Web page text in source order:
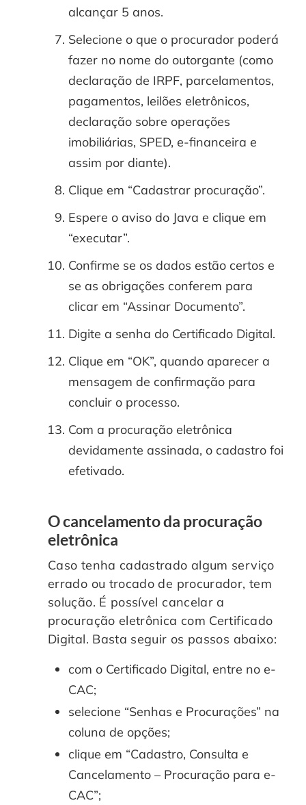
alcançar 5 anos.
Selecione o que o procurador poderá
fazer no nome do outorgante (como
declaração de IRPF, parcelamentos,
pagamentos, leilões eletrônicos,
declaração sobre operações
imobiliárias, SPED, e-financeira e
assim por diante).
Clique em “Cadastrar procuração”.
Espere o aviso do Java e clique em
“executar”.
Confirme se os dados estão certos e
se as obrigações conferem para
clicar em “Assinar Documento”.
Digite a senha do Certificado Digital.
Clique em “OK”, quando aparecer a
mensagem de confirmação para
concluir o processo.
Com a procuração eletrônica
devidamente assinada, o cadastro foi
efetivado.
O cancelamento da procuração
eletrônica
Caso tenha cadastrado algum serviço
errado ou trocado de procurador, tem
solução. É possível cancelar a
procuração eletrônica com Certificado
Digital. Basta seguir os passos abaixo:
com o Certificado Digital, entre no e-
CAC;
selecione “Senhas e Procurações” na
coluna de opções;
clique em “Cadastro, Consulta e
Cancelamento – Procuração para e-
CAC”;